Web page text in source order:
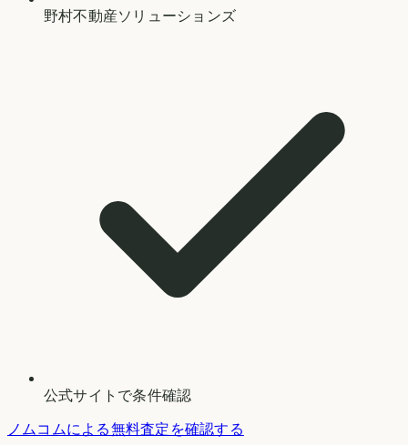
野村不動産ソリューションズ
公式サイトで条件確認
ノムコムによる無料査定を確認する